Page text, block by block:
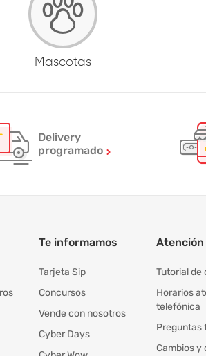
Mascotas
Delivery
programado
Te informamos
Tarjeta Sip
Concursos
Vende con nosotros
Cyber Days
Tutorial de
Horarios
telefónica
Preguntas
Cambios y